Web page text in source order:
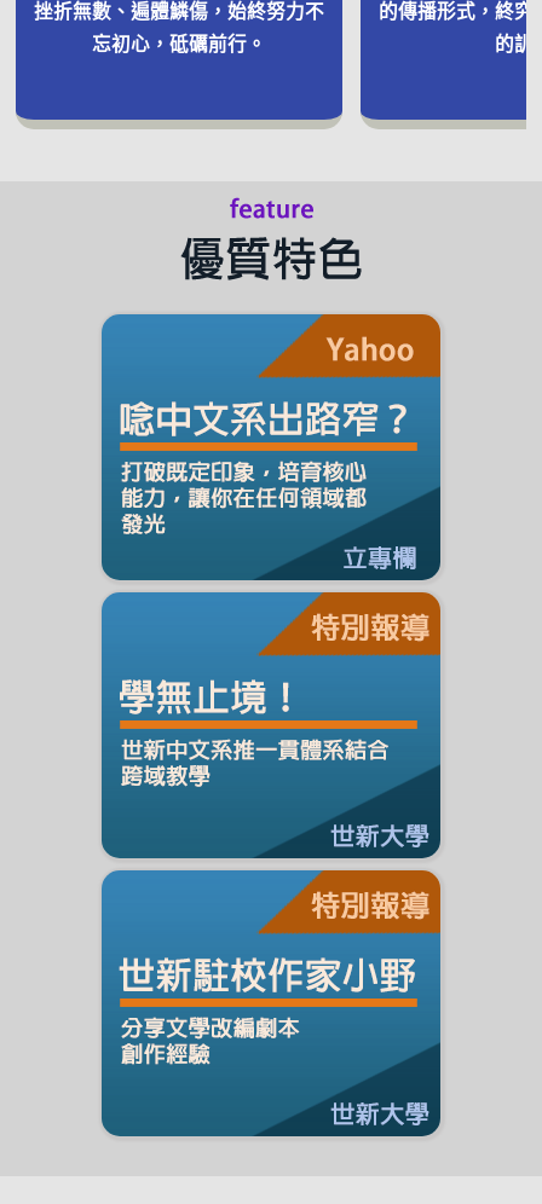
挫折無數、遍體鱗傷，始終努力不
忘初心，砥礪前行。
的傳播形式，終究
的訓